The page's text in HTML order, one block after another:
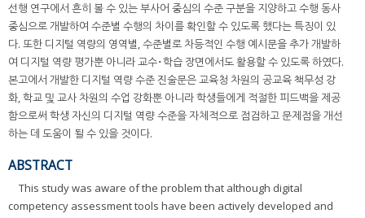
선행 연구에서 흔히 볼 수 있는 부사어 중심의 수준 구분을 지양하고 수행 동사
중심으로 개발하여 수준별 수행의 차이를 확인할 수 있도록 했다는 특징이 있
다. 또한 디지털 역량의 영역별, 수준별로 차등적인 수행 예시문을 추가 개발하
여 디지털 역량 평가뿐 아니라 교수･학습 장면에서도 활용할 수 있도록 하였다.
본고에서 개발한 디지털 역량 수준 진술문은 교육청 차원의 공교육 책무성 강
화, 학교 및 교사 차원의 수업 강화뿐 아니라 학생들에게 적절한 피드백을 제공
함으로써 학생 자신의 디지털 역량 수준을 자체적으로 점검하고 문제점을 개선
하는 데 도움이 될 수 있을 것이다.
ABSTRACT
This study was aware of the problem that although digital
competency assessment tools have been actively developed and